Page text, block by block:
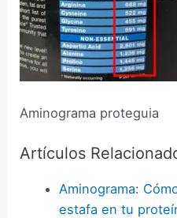
Aminograma proteguia
Artículos
Aminograma:
estafa en tu